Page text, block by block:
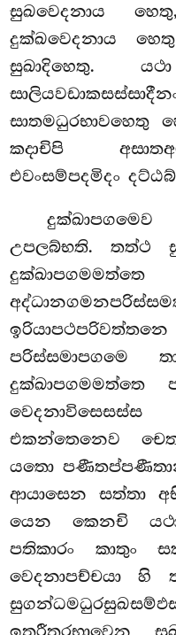
සුඛවෙදනාය
දුක්ඛවෙදනාය
සුඛාදිහෙතු.
සාතමධුරභාවහෙතු
කදාචිපි
එවංසම්පදමිදං
උපලබ්භති. තත්ථ
පරිස්සමාපගමෙ
එකන්තෙනෙව
යතො
ආයාසෙන සත්තා
යෙන කෙනචි
පතිකාරං කාතුං
වෙදනාපච්චයා හි